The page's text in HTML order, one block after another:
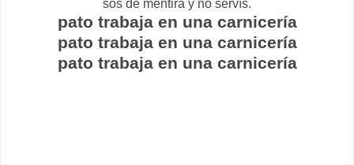
sos de mentira y no servís.
pato trabaja en una carnicería
pato trabaja en una carnicería
pato trabaja en una carnicería